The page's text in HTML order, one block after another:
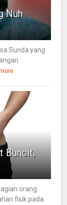
Nuh
Sunda yang
Buncit,
orang
fisik pada